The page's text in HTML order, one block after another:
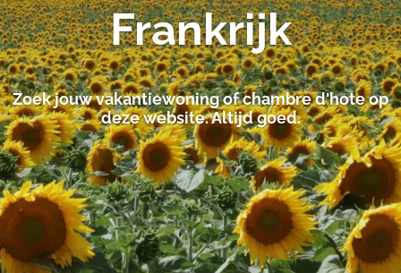
Frankrijk
Zoek jouw vakantiewoning of chambre d'hote op
deze website. Altijd goed.